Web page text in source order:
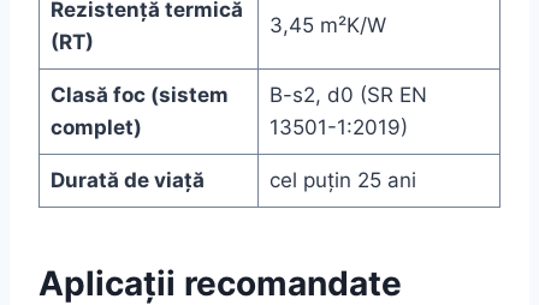
Rezistență termică
(RT)
3,45 m²K/W
Clasă foc (sistem
complet)
B-s2, d0 (SR EN
13501-1:2019)
Durată de viață cel puțin 25 ani
Aplicații recomandate